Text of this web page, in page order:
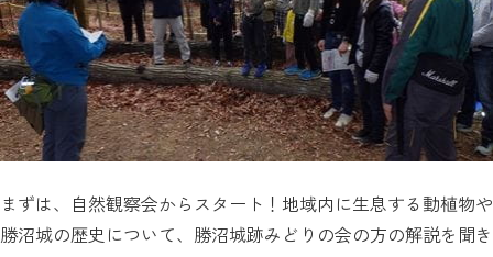
まずは、自然観察会からスタート！地域内に生息する動植物や
勝沼城の歴史について、勝沼城跡みどりの会の方の解説を聞き